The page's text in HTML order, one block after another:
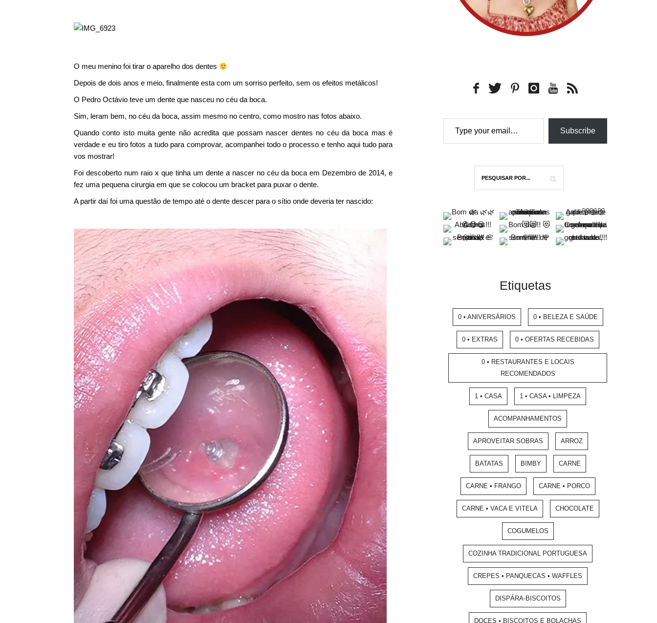
O meu menino foi tirar o aparelho dos dentes
Depois de dois anos e meio, finalmente esta com um sorriso perfeito, sem os efeitos metálicos!
O Pedro Octávio teve um dente que nasceu no céu da boca.
Sim, leram bem, no céu da boca, assim mesmo no centro, como mostro nas fotos abaixo.
Quando conto isto muita gente não acredita que possam nascer dentes no céu da boca mas é
verdade e eu tiro fotos a tudo para comprovar, acompanhei todo o processo e tenho aqui tudo para
vos mostrar!
Foi descoberto num raio x que tinha um dente a nascer no céu da boca em Dezembro de 2014, e
fez uma pequena cirurgia em que se colocou um bracket para puxar o dente.
A partir daí foi uma questão de tempo até o dente descer para o sítio onde deveria ter nascido:
Type your email…
Subscribe
Etiquetas
0 • ANIVERSÁRIOS 0 • BELEZA E SAÚDE
0 • EXTRAS 0 • OFERTAS RECEBIDAS
0 • RESTAURANTES E LOCAIS
RECOMENDADOS
1 • CASA 1 • CASA • LIMPEZA
ACOMPANHAMENTOS
APROVEITAR SOBRAS ARROZ
BATATAS BIMBY CARNE
CARNE • FRANGO CARNE • PORCO
CARNE • VACA E VITELA CHOCOLATE
COGUMELOS
COZINHA TRADICIONAL PORTUGUESA
CREPES • PANQUECAS • WAFFLES
DISPÁRA-BISCOITOS
DOCES • BISCOITOS E BOLACHAS